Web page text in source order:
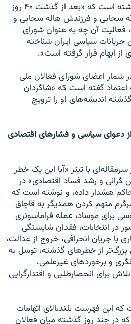
این روزنامه در عین حال نوشته است که «بعد از گذشت ۴۰ روز
سحابی و فرزندش هاله سحابی و
فعالیت آن چه به عنوان شورای
سیاسی ایران شناخته
ابهام قرار گرفته است».
شمار اعضای شورای فعالان ملی
گفته است که «شاگردان
اندیشه‌های او را ترویج
دعوای سیاسی و فشارهای اقتصادی
با تیتر «آیا این یک خطر
و رشد فساد اقتصادی» در
هشدار داده، و نوشته است که
متهم کردن همدیگر به قاچاق
برای موساد، عمله فراماسونری
در انتخابات، فقدان شایستگی
با جریان انحرافی، خروج از عدالت،
بزرگ‌تر از خطرهای گذشته، توسل به
و برخوردهای غیرعلمی،
برای انحصارطلبی و اقتدارگرایی
که این فهرست بلندبالای اتهامات
چند روز گذشته میان فعالان